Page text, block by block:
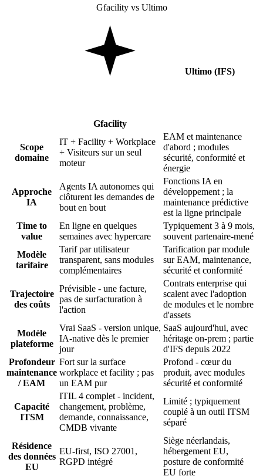
Gfacility vs Ultimo
Gfacility
Ultimo (IFS)
Scope
domaine
IT + Facility + Workplace
+ Visiteurs sur un seul
moteur
EAM et maintenance
d'abord ; modules
sécurité, conformité et
énergie
Approche
IA
Agents IA autonomes qui
clôturent les demandes de
bout en bout
Fonctions IA en
développement ; la
maintenance prédictive
est la ligne principale
Time to
value
En ligne en quelques
semaines avec hypercare
Typiquement 3 à 9 mois,
souvent partenaire-mené
Modèle
tarifaire
Tarif par utilisateur
transparent, sans modules
complémentaires
Tarification par module
sur EAM, maintenance,
sécurité et conformité
Trajectoire
des coûts
Prévisible - une facture,
pas de surfacturation à
l'action
Contrats enterprise qui
scalent avec l'adoption
de modules et le nombre
d'assets
Modèle
plateforme
Vrai SaaS - version unique,
IA-native dès le premier
jour
SaaS aujourd'hui, avec
héritage on-prem ; partie
d'IFS depuis 2022
Profondeur
maintenance
/ EAM
Fort sur la surface
workplace et facility ; pas
un EAM pur
Profond - cœur du
produit, avec modules
sécurité et conformité
Capacité
ITSM
ITIL 4 complet - incident,
changement, problème,
demande, connaissance,
CMDB vivante
Limité ; typiquement
couplé à un outil ITSM
séparé
Résidence
des données
EU
EU-first, ISO 27001,
RGPD intégré
Siège néerlandais,
hébergement EU,
posture de conformité
EU forte